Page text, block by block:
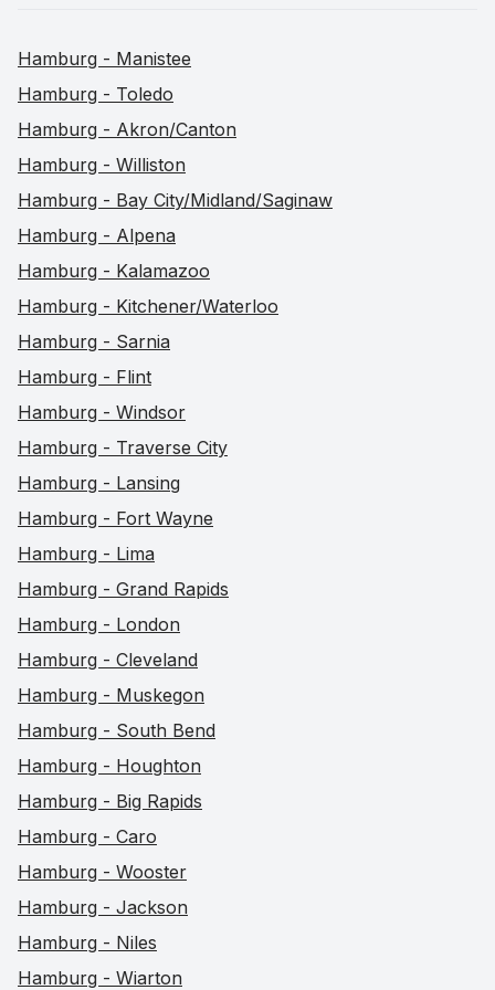
Hamburg - Manistee
Hamburg - Toledo
Hamburg - Akron/Canton
Hamburg - Williston
Hamburg - Bay City/Midland/Saginaw
Hamburg - Alpena
Hamburg - Kalamazoo
Hamburg - Kitchener/Waterloo
Hamburg - Sarnia
Hamburg - Flint
Hamburg - Windsor
Hamburg - Traverse City
Hamburg - Lansing
Hamburg - Fort Wayne
Hamburg - Lima
Hamburg - Grand Rapids
Hamburg - London
Hamburg - Cleveland
Hamburg - Muskegon
Hamburg - South Bend
Hamburg - Houghton
Hamburg - Big Rapids
Hamburg - Caro
Hamburg - Wooster
Hamburg - Jackson
Hamburg - Niles
Hamburg - Wiarton